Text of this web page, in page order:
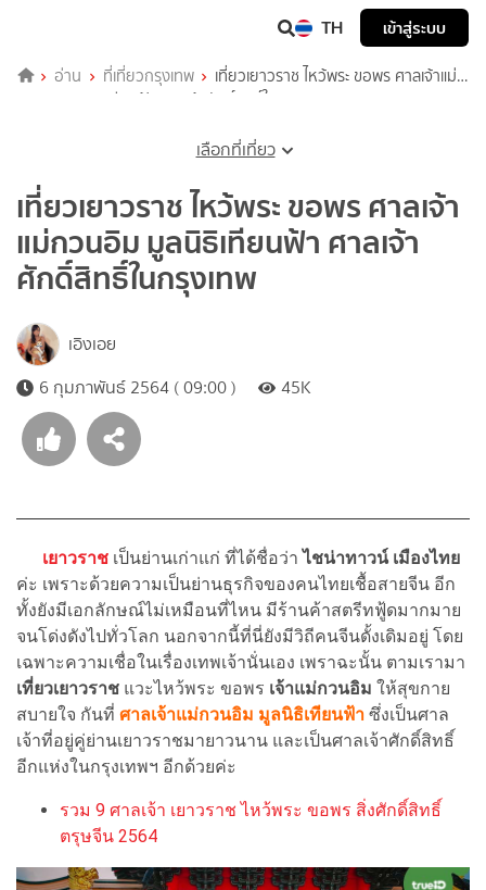
TH เข้าสู่ระบบ
อ่าน ที่เที่ยวกรุงเทพ
เที่ยวเยาวราช ไหว้พระ ขอพร ศาลเจ้าแม่
กวนอิม มูลนิธิเทียนฟ้า ศาลเจ้าศักดิ์สิทธิ์ในกรุงเทพ
เลือกที่เที่ยว
เที่ยวเยาวราช ไหว้พระ ขอพร ศาลเจ้า
แม่กวนอิม มูลนิธิเทียนฟ้า ศาลเจ้า
ศักดิ์สิทธิ์ในกรุงเทพ
เอิงเอย
6 กุมภาพันธ์ 2564 ( 09:00 )
45K
เยาวราช เป็นย่านเก่าแก่ ที่ได้ชื่อว่า ไชน่าทาวน์ เมืองไทย
ค่ะ เพราะด้วยความเป็นย่านธุรกิจของคนไทยเชื้อสายจีน อีก
ทั้งยังมีเอกลักษณ์ไม่เหมือนที่ไหน มีร้านค้าสตรีทฟู้ดมากมาย
จนโด่งดังไปทั่วโลก นอกจากนี้ที่นี่ยังมีวิถีคนจีนดั้งเดิมอยู่ โดย
เฉพาะความเชื่อในเรื่องเทพเจ้านั่นเอง เพราฉะนั้น ตามเรามา
เที่ยวเยาวราช แวะไหว้พระ ขอพร เจ้าแม่กวนอิม ให้สุขกาย
สบายใจ กันที่ ศาลเจ้าแม่กวนอิม มูลนิธิเทียนฟ้า ซึ่งเป็นศาล
เจ้าที่อยู่คู่ย่านเยาวราชมายาวนาน และเป็นศาลเจ้าศักดิ์สิทธิ์
อีกแห่งในกรุงเทพฯ อีกด้วยค่ะ
รวม 9 ศาลเจ้า เยาวราช ไหว้พระ ขอพร สิ่งศักดิ์สิทธิ์
ตรุษจีน 2564